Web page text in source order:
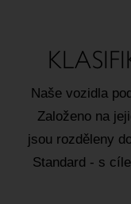
Naše vozidla
Založeno na
jsou rozděleny
Standard - s